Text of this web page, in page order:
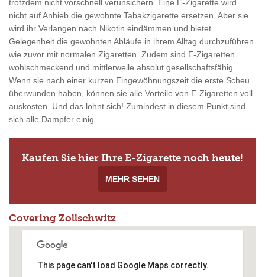
trotzdem nicht vorschnell verunsichern. Eine E-Zigarette wird
nicht auf Anhieb die gewohnte Tabakzigarette ersetzen. Aber sie
wird ihr Verlangen nach Nikotin eindämmen und bietet
Gelegenheit die gewohnten Abläufe in ihrem Alltag durchzuführen
wie zuvor mit normalen Zigaretten. Zudem sind E-Zigaretten
wohlschmeckend und mittlerweile absolut gesellschaftsfähig.
Wenn sie nach einer kurzen Eingewöhnungszeit die erste Scheu
überwunden haben, können sie alle Vorteile von E-Zigaretten voll
auskosten. Und das lohnt sich! Zumindest in diesem Punkt sind
sich alle Dampfer einig.
Kaufen Sie hier Ihre E-Zigarette noch heute!
MEHR SEHEN
Covering Zollschwitz
This page can't load Google Maps correctly.